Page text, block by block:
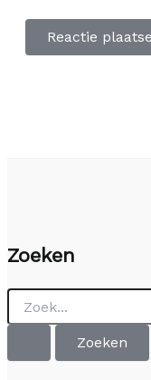
Zoeken
Zoek
naar: